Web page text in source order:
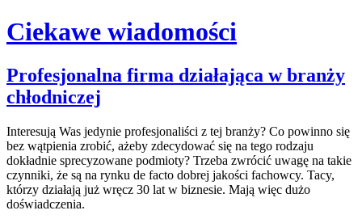
Ciekawe wiadomości
Skip
to
content
Profesjonalna firma działająca w branży
chłodniczej
Interesują Was jedynie profesjonaliści z tej branży? Co powinno się
bez wątpienia zrobić, ażeby zdecydować się na tego rodzaju
dokładnie sprecyzowane podmioty? Trzeba zwrócić uwagę na takie
czynniki, że są na rynku de facto dobrej jakości fachowcy. Tacy,
którzy działają już wręcz 30 lat w biznesie. Mają więc dużo
doświadczenia.